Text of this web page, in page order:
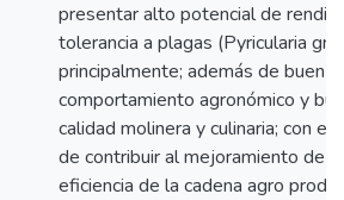
presentar alto potencial de
tolerancia a plagas (Pyricularia
principalmente; además de buen
comportamiento agronómico y
calidad molinera y culinaria; con el
de contribuir al mejoramiento de la
eficiencia de la cadena agro